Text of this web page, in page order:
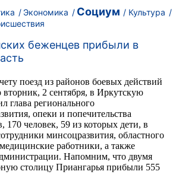
Экономика Социум
Культура
беженцев прибыли в
поезд из районов боевых действий
2 сентября, в Иркутскую
глава регионального
опеки и попечительства
человек, 59 из которых дети, в
минсоцразвития, областного
медицинские работники, а также
Напомним, что двумя
столицу Приангарья прибыли 555